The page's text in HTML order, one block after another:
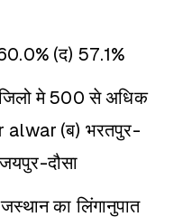
(द) 57.1%
मे 500 से अधिक
alwar (ब) भरतपुर-
दौसा
का लिंगानुपात